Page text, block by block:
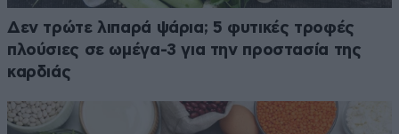
Δεν τρώτε λιπαρά ψάρια; 5 φυτικές τροφές
πλούσιες σε ωμέγα-3 για την προστασία της
καρδιάς